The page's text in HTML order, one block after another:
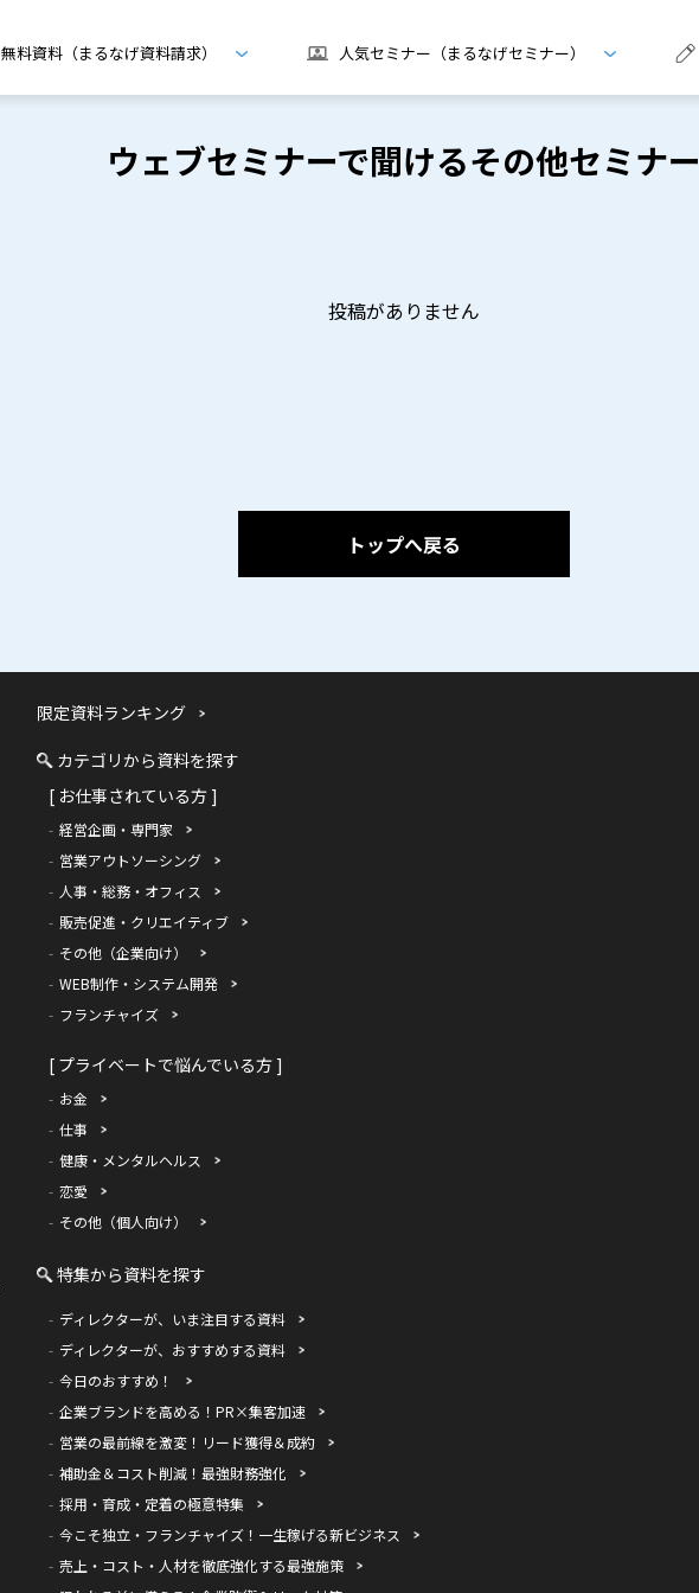
無料資料（まるなげ資料請求） 人気セミナー（まるなげセミナー）
ウェブセミナーで聞けるその他セミナー
投稿がありません
トップへ戻る
限定資料ランキング
カテゴリから資料を探す
[ お仕事されている方 ]
経営企画・専門家
営業アウトソーシング
人事・総務・オフィス
販売促進・クリエイティブ
その他（企業向け）
WEB制作・システム開発
フランチャイズ
[ プライベートで悩んでいる方 ]
お金
仕事
健康・メンタルヘルス
恋愛
その他（個人向け）
特集から資料を探す
ディレクターが、いま注目する資料
ディレクターが、おすすめする資料
今日のおすすめ！
企業ブランドを高める！PR×集客加速
営業の最前線を激変！リード獲得＆成約
補助金＆コスト削減！最強財務強化
採用・育成・定着の極意特集
今こそ独立・フランチャイズ！一生稼げる新ビジネス
売上・コスト・人材を徹底強化する最強施策